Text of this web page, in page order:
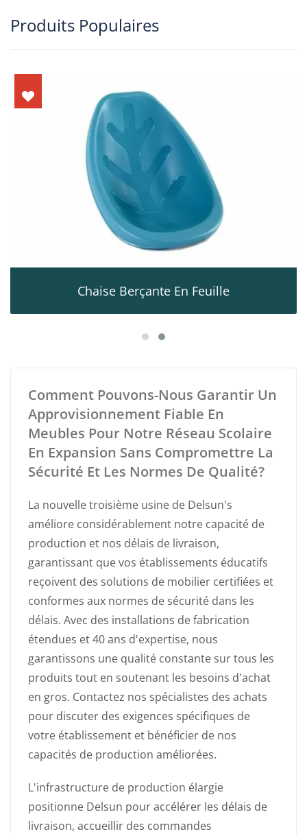
Produits Populaires
Chaise Berçante En Feuille
Comment Pouvons-Nous Garantir Un
Approvisionnement Fiable En
Meubles Pour Notre Réseau Scolaire
En Expansion Sans Compromettre La
Sécurité Et Les Normes De Qualité?
La nouvelle troisième usine de Delsun's
améliore considérablement notre capacité de
production et nos délais de livraison,
garantissant que vos établissements éducatifs
reçoivent des solutions de mobilier certifiées et
conformes aux normes de sécurité dans les
délais. Avec des installations de fabrication
étendues et 40 ans d'expertise, nous
garantissons une qualité constante sur tous les
produits tout en soutenant les besoins d'achat
en gros. Contactez nos spécialistes des achats
pour discuter des exigences spécifiques de
votre établissement et bénéficier de nos
capacités de production améliorées.
L'infrastructure de production élargie
positionne Delsun pour accélérer les délais de
livraison, accueillir des commandes